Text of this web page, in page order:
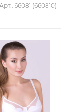
Арт.: 66081 (660810)